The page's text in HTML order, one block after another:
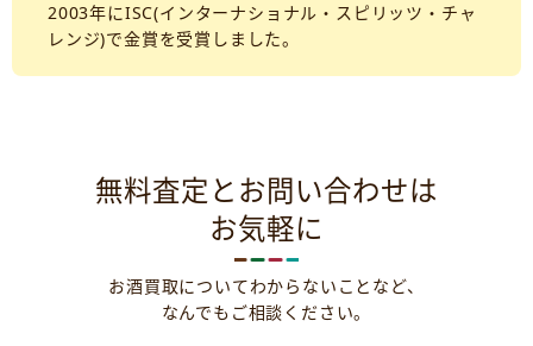
2003年にISC(インターナショナル・スピリッツ・チャ
レンジ)で金賞を受賞しました。
無料査定とお問い合わせは
お気軽に
お酒買取についてわからないことなど、
なんでもご相談ください。